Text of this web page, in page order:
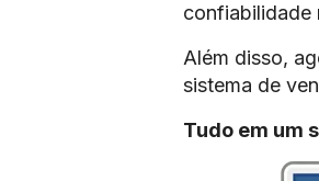
confiabilidade
Além disso,
sistema de
Tudo em um